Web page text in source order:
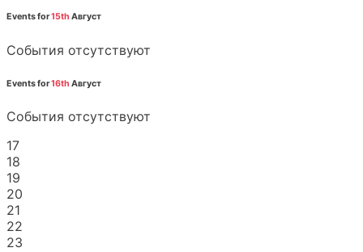
Events for15th Август
События отсутствуют
Events for16th Август
События отсутствуют
17
18
19
20
21
22
23